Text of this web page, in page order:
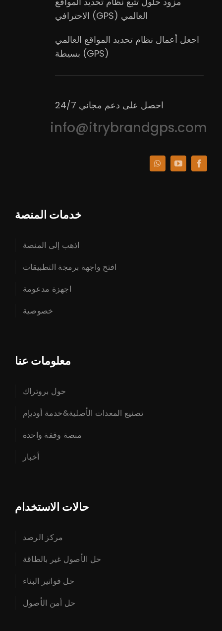
العالمي (GPS) الاحترافي
اجعل أعمال نظام تحديد المواقع العالمي
(GPS) بسيطة
احصل على دعم مجاني 24/7
info@itrybrandgps.com
خدمات المنصة
اذهب إلى المنصة
افتح واجهة برمجة التطبيقات
اجهزة مدعومة
خصوصية
معلومات عنا
حول بروتراك
تصنيع المعدات الأصلية&خدمة أوديإم
منصة وقفة واحدة
أخبار
حالات الاستخدام
مركز الرصد
حل الأصول غير بالطاقة
حل فواتير البناء
حل أمن الأصول